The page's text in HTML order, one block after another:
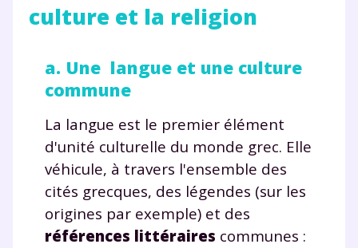
culture et la religion
a. Une langue et une culture
commune
La langue est le premier élément
d'unité culturelle du monde grec. Elle
véhicule, à travers l'ensemble des
cités grecques, des légendes (sur les
origines par exemple) et des
références littéraires communes :